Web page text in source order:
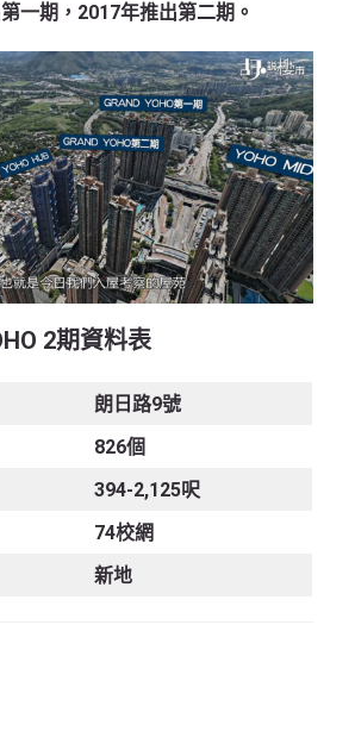
一期，2017年推出第二期。
2期資料表
朗日路9號
826個
394-2,125呎
74校網
新地